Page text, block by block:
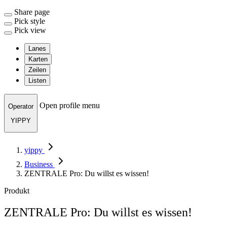
Share page
Pick style
Pick view
Lanes
Karten
Zeilen
Listen
Operator
YIPPY
Open profile menu
yippy
Business
ZENTRALE Pro: Du willst es wissen!
Produkt
ZENTRALE Pro: Du willst es wissen!